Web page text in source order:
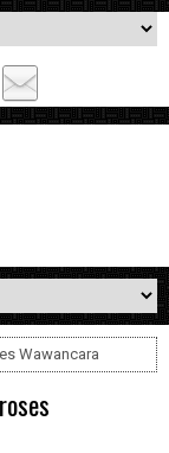
Wawancara